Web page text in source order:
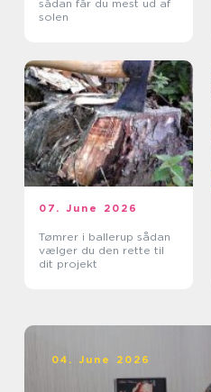
sådan får du mest ud af
solen
07. June 2026
Tømrer i ballerup sådan
vælger du den rette til
dit projekt
04. June 2026